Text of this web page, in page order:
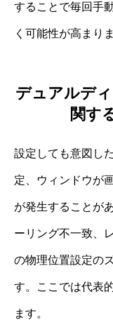
することで毎回手
く可能性が高まりま
デュアルデ
関す
設定しても意図し
定、ウィンドウが
が発生することが
ーリング不一致、
の物理位置設定の
す。ここでは代表
ます。